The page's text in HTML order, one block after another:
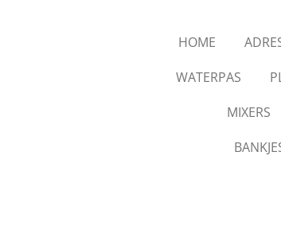
HOME
WATERPAS
MIXERS